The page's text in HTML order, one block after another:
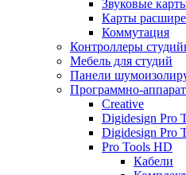
Звуковые
Карты
Коммутация
Контроллеры
Мебель для студий
Панели
Программно-
Creative
Digidesign Pro
Digidesign Pro
Pro Tools HD
Кабели